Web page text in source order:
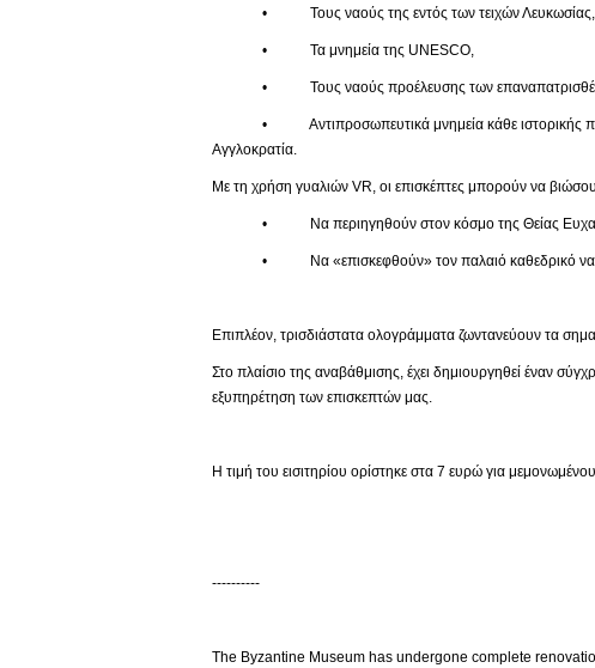
• Τους ναούς της εντός των τειχών Λευκωσίας,
• Τα μνημεία της UNESCO,
• Τους ναούς προέλευσης των
• Αντιπροσωπευτικά μνημεία κάθε ιστορικής
Αγγλοκρατία.
Με τη χρήση γυαλιών VR, οι επισκέπτες μπορούν να
• Να περιηγηθούν στον κόσμο της Θείας
• Να «επισκεφθούν» τον παλαιό καθεδρικό ναό
Επιπλέον, τρισδιάστατα ολογράμματα ζωντανεύουν τα
Στο πλαίσιο της αναβάθμισης, έχει δημιουργηθεί έναν
εξυπηρέτηση των επισκεπτών μας.
Η τιμή του εισιτηρίου ορίστηκε στα 7 ευρώ για
----------
The Byzantine Museum has undergone complete